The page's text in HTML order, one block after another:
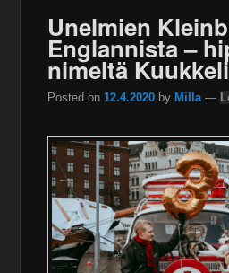
Unelmien
Englannista –
nimeltä
Posted on 12.4.2020 by Milla —